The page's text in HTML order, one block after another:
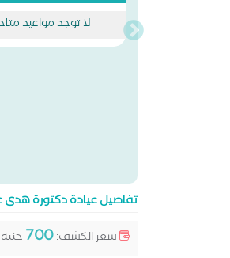
لا توجد مواعيد
تفاصيل عيادة دكتورة هدى
سعر الكشف:700 جنيه